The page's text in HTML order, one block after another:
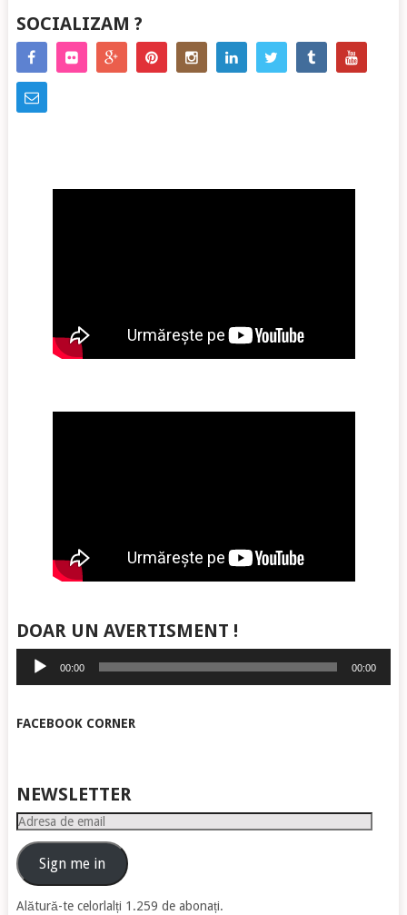
SOCIALIZAM ?
DOAR UN AVERTISMENT !
Player
audio
00:00 00:00
FACEBOOK CORNER
NEWSLETTER
Adresa
emailSign me in
Alătură-te celorlalți 1.259 de abonați.